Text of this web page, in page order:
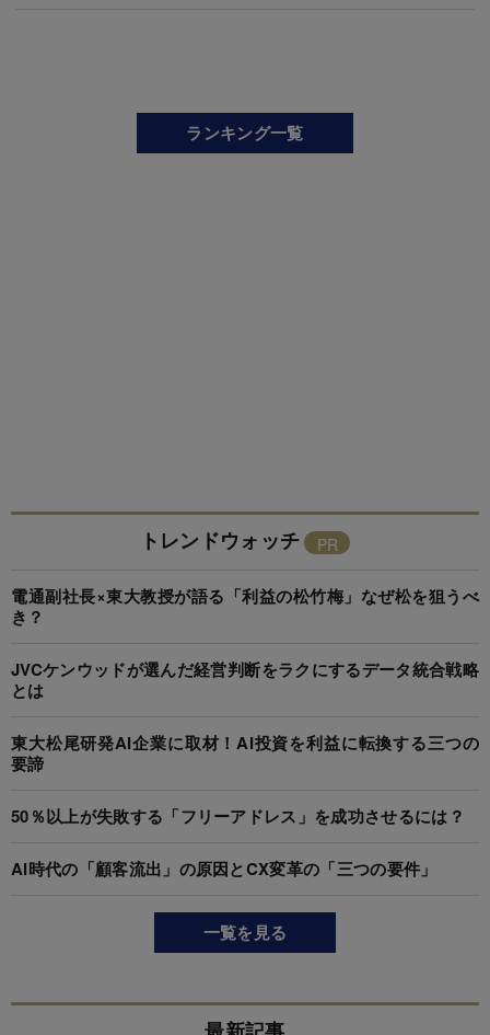
ランキング一覧
トレンドウォッチ
電通副社長×東大教授が語る「利益の松竹梅」なぜ松を狙うべ
き？
JVCケンウッドが選んだ経営判断をラクにするデータ統合戦略
とは
東大松尾研発AI企業に取材！AI投資を利益に転換する三つの
要諦
50％以上が失敗する「フリーアドレス」を成功させるには？
AI時代の「顧客流出」の原因とCX変革の「三つの要件」
一覧を見る